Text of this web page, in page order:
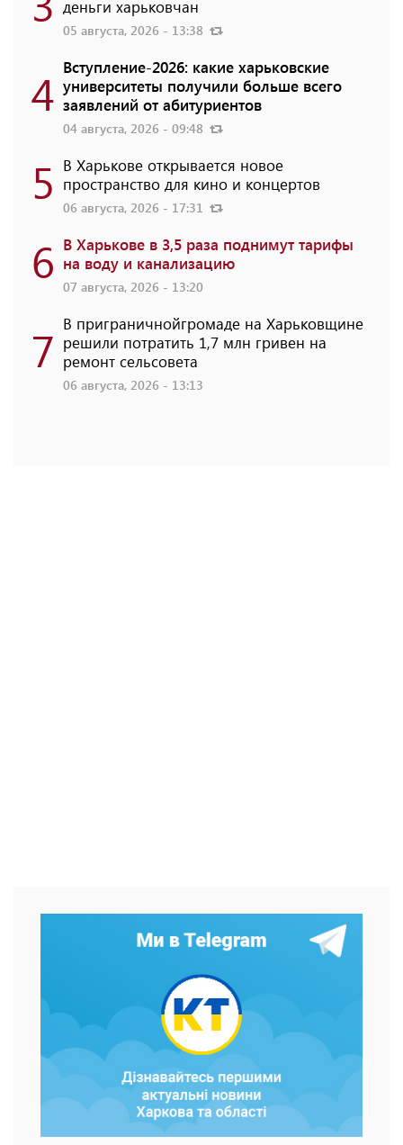
деньги харьковчан
05 августа, 2026 - 13:38
4 Вступление-2026: какие харьковские
университеты получили больше всего
заявлений от абитуриентов
04 августа, 2026 - 09:48
5 В Харькове открывается новое
пространство для кино и концертов
06 августа, 2026 - 17:31
6 В Харькове в 3,5 раза поднимут тарифы
на воду и канализацию
07 августа, 2026 - 13:20
7 В приграничнойгромаде на Харьковщине
решили потратить 1,7 млн ​​гривен на
ремонт сельсовета
06 августа, 2026 - 13:13